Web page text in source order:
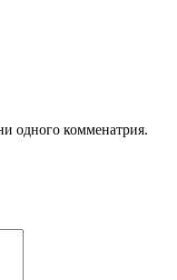
одного комменатрия.